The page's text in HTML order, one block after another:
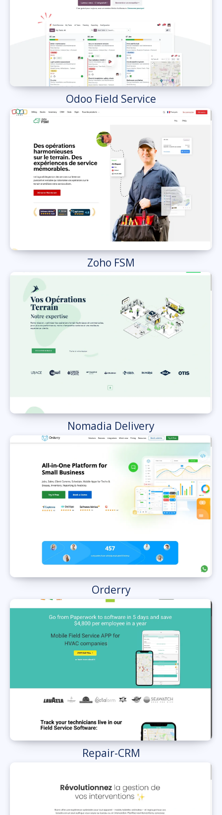
Odoo Field Service
Zoho FSM
Nomadia Delivery
Orderry
Repair-CRM